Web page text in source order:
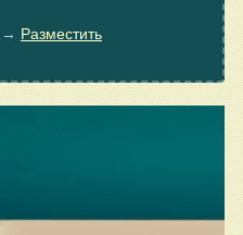
→ Разместить